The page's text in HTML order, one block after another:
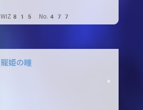
WIZ815 No.477
寵姫の瞳